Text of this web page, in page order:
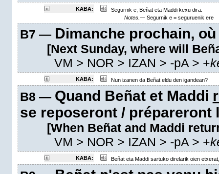
KABA:
Segurnik e, Beñat eta Maddi kexu dira.
Notes.—Segurnik e = seguruenik ere
B7 — Dimanche prochain,
[Next Sunday, where will
VM > NOR > IZAN > -pA> +
KABA: Nun izanen da Beñat eldu den igandean?
B8 — Quand Beñat et Maddi
se reposeront / prépareront
[When Beñat and Maddi
VM > NOR > IZAN > -pA> +
KABA: Beñat eta Maddi sartuko direlarik oien